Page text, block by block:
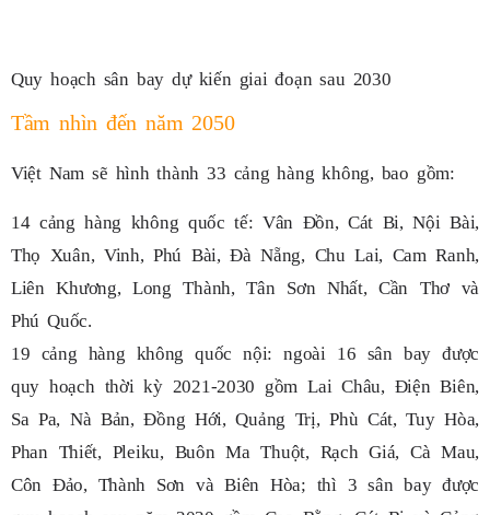
Quy hoạch sân bay dự kiến giai đoạn sau 2030
Tầm nhìn đến năm 2050
Việt Nam sẽ hình thành 33 cảng hàng không, bao gồm:
14 cảng hàng không quốc tế: Vân Đồn, Cát Bi, Nội Bài,
Thọ Xuân, Vinh, Phú Bài, Đà Nẵng, Chu Lai, Cam Ranh,
Liên Khương, Long Thành, Tân Sơn Nhất, Cần Thơ và
Phú Quốc.
19 cảng hàng không quốc nội: ngoài 16 sân bay được
quy hoạch thời kỳ 2021-2030 gồm Lai Châu, Điện Biên,
Sa Pa, Nà Bản, Đồng Hới, Quảng Trị, Phù Cát, Tuy Hòa,
Phan Thiết, Pleiku, Buôn Ma Thuột, Rạch Giá, Cà Mau,
Côn Đảo, Thành Sơn và Biên Hòa; thì 3 sân bay được